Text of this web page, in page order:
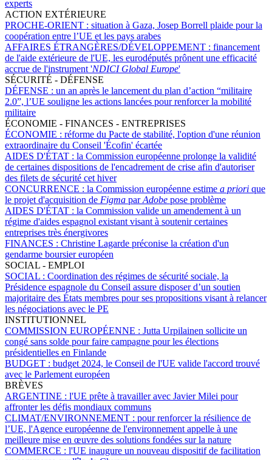
experts
ACTION EXTÉRIEURE
PROCHE-ORIENT : situation à Gaza, Josep Borrell plaide pour la
coopération entre l’UE et les pays arabes
AFFAIRES ÉTRANGÈRES/DÉVELOPPEMENT : financement
de l'aide extérieure de l'UE, les eurodéputés prônent une efficacité
accrue de l'instrument 'NDICI Global Europe'
SÉCURITÉ - DÉFENSE
DÉFENSE : un an après le lancement du plan d’action “militaire
2.0”, l’UE souligne les actions lancées pour renforcer la mobilité
militaire
ÉCONOMIE - FINANCES - ENTREPRISES
ÉCONOMIE : réforme du Pacte de stabilité, l'option d'une réunion
extraordinaire du Conseil 'Écofin' écartée
AIDES D'ÉTAT : la Commission européenne prolonge la validité
de certaines dispositions de l'encadrement de crise afin d'autoriser
des filets de sécurité cet hiver
CONCURRENCE : la Commission européenne estime a priori que
le projet d'acquisition de Figma parAdobe pose problème
AIDES D'ÉTAT : la Commission valide un amendement à un
régime d'aides espagnol existant visant à soutenir certaines
entreprises très énergivores
FINANCES : Christine Lagarde préconise la création d'un
gendarme boursier européen
SOCIAL - EMPLOI
SOCIAL : Coordination des régimes de sécurité sociale, la
Présidence espagnole du Conseil assure disposer d’un soutien
majoritaire des États membres pour ses propositions visant à relancer
les négociations avec le PE
INSTITUTIONNEL
COMMISSION EUROPÉENNE : Jutta Urpilainen sollicite un
congé sans solde pour faire campagne pour les élections
présidentielles en Finlande
BUDGET : budget 2024, le Conseil de l'UE valide l'accord trouvé
avec le Parlement européen
BRÈVES
ARGENTINE : l'UE prête à travailler avec Javier Milei pour
affronter les défis mondiaux communs
CLIMAT/ENVIRONNEMENT : pour renforcer la résilience de
l’UE, l'Agence européenne de l'environnement appelle à une
meilleure mise en œuvre des solutions fondées sur la nature
COMMERCE : l'UE inaugure un nouveau dispositif de facilitation